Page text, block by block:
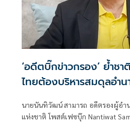
‘อดีตบิ๊กข่าวกรอง’ ย้ำช
ไทยต้องบริหารสมดุลอำน
นายนันทิวัฒน์ สามารถ อดีตรองผู้อำ
แห่งชาติ โพสต์เฟซบุ๊ก Nantiwat